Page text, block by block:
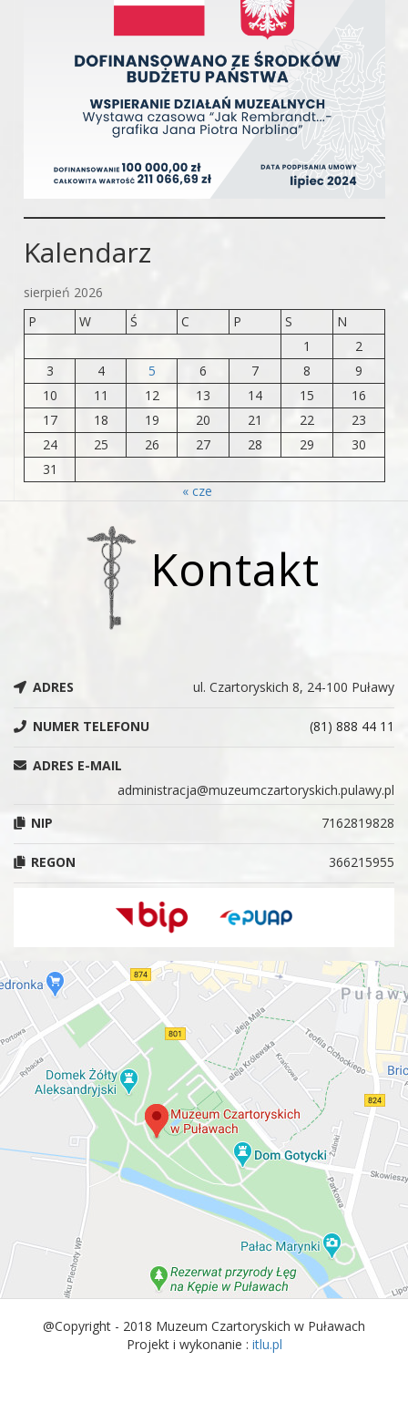
Kalendarz
sierpień 2026
P
W Ś C P S
N
1
2
3
4 5 6 7 8
9
10
11 12 13 14 15
16
17
18 19 20 21 22
23
24
25 26 27 28 29
30
31
« cze
Kontakt
ADRES ul. Czartoryskich 8, 24-100 Puławy
NUMER TELEFONU (81) 888 44 11
ADRES E-MAIL
administracja@muzeumczartoryskich.pulawy.pl
NIP
7162819828
REGON 366215955
@Copyright - 2018 Muzeum Czartoryskich w Puławach
Projekt i wykonanie : itlu.pl